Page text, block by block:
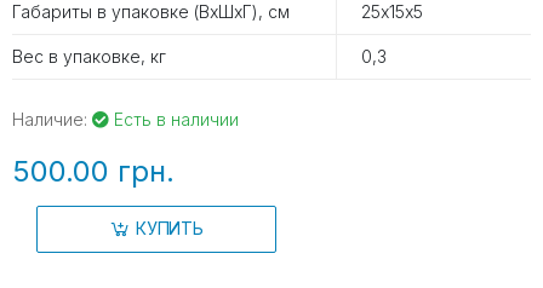
Габариты в упаковке (ВхШхГ), см 25х15х5
Вес в упаковке, кг 0,3
Наличие: Есть в наличии
500.00 грн.
КУПИТЬ